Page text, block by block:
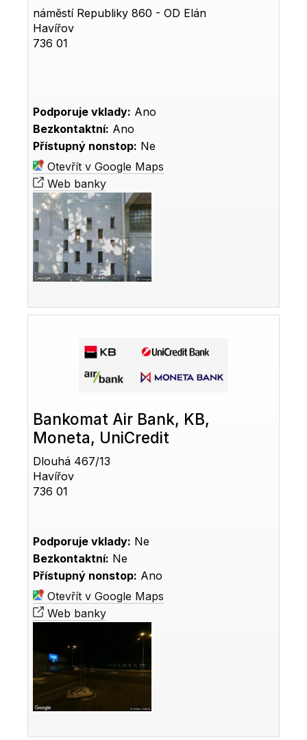
náměstí Republiky 860 - OD Elán
Havířov
736 01
Podporuje vklady: Ano
Bezkontaktní: Ano
Přístupný nonstop: Ne
Otevřít v Google Maps
Web banky
Bankomat Air Bank, KB,
Moneta, UniCredit
Dlouhá 467/13
Havířov
736 01
Podporuje vklady: Ne
Bezkontaktní: Ne
Přístupný nonstop: Ano
Otevřít v Google Maps
Web banky